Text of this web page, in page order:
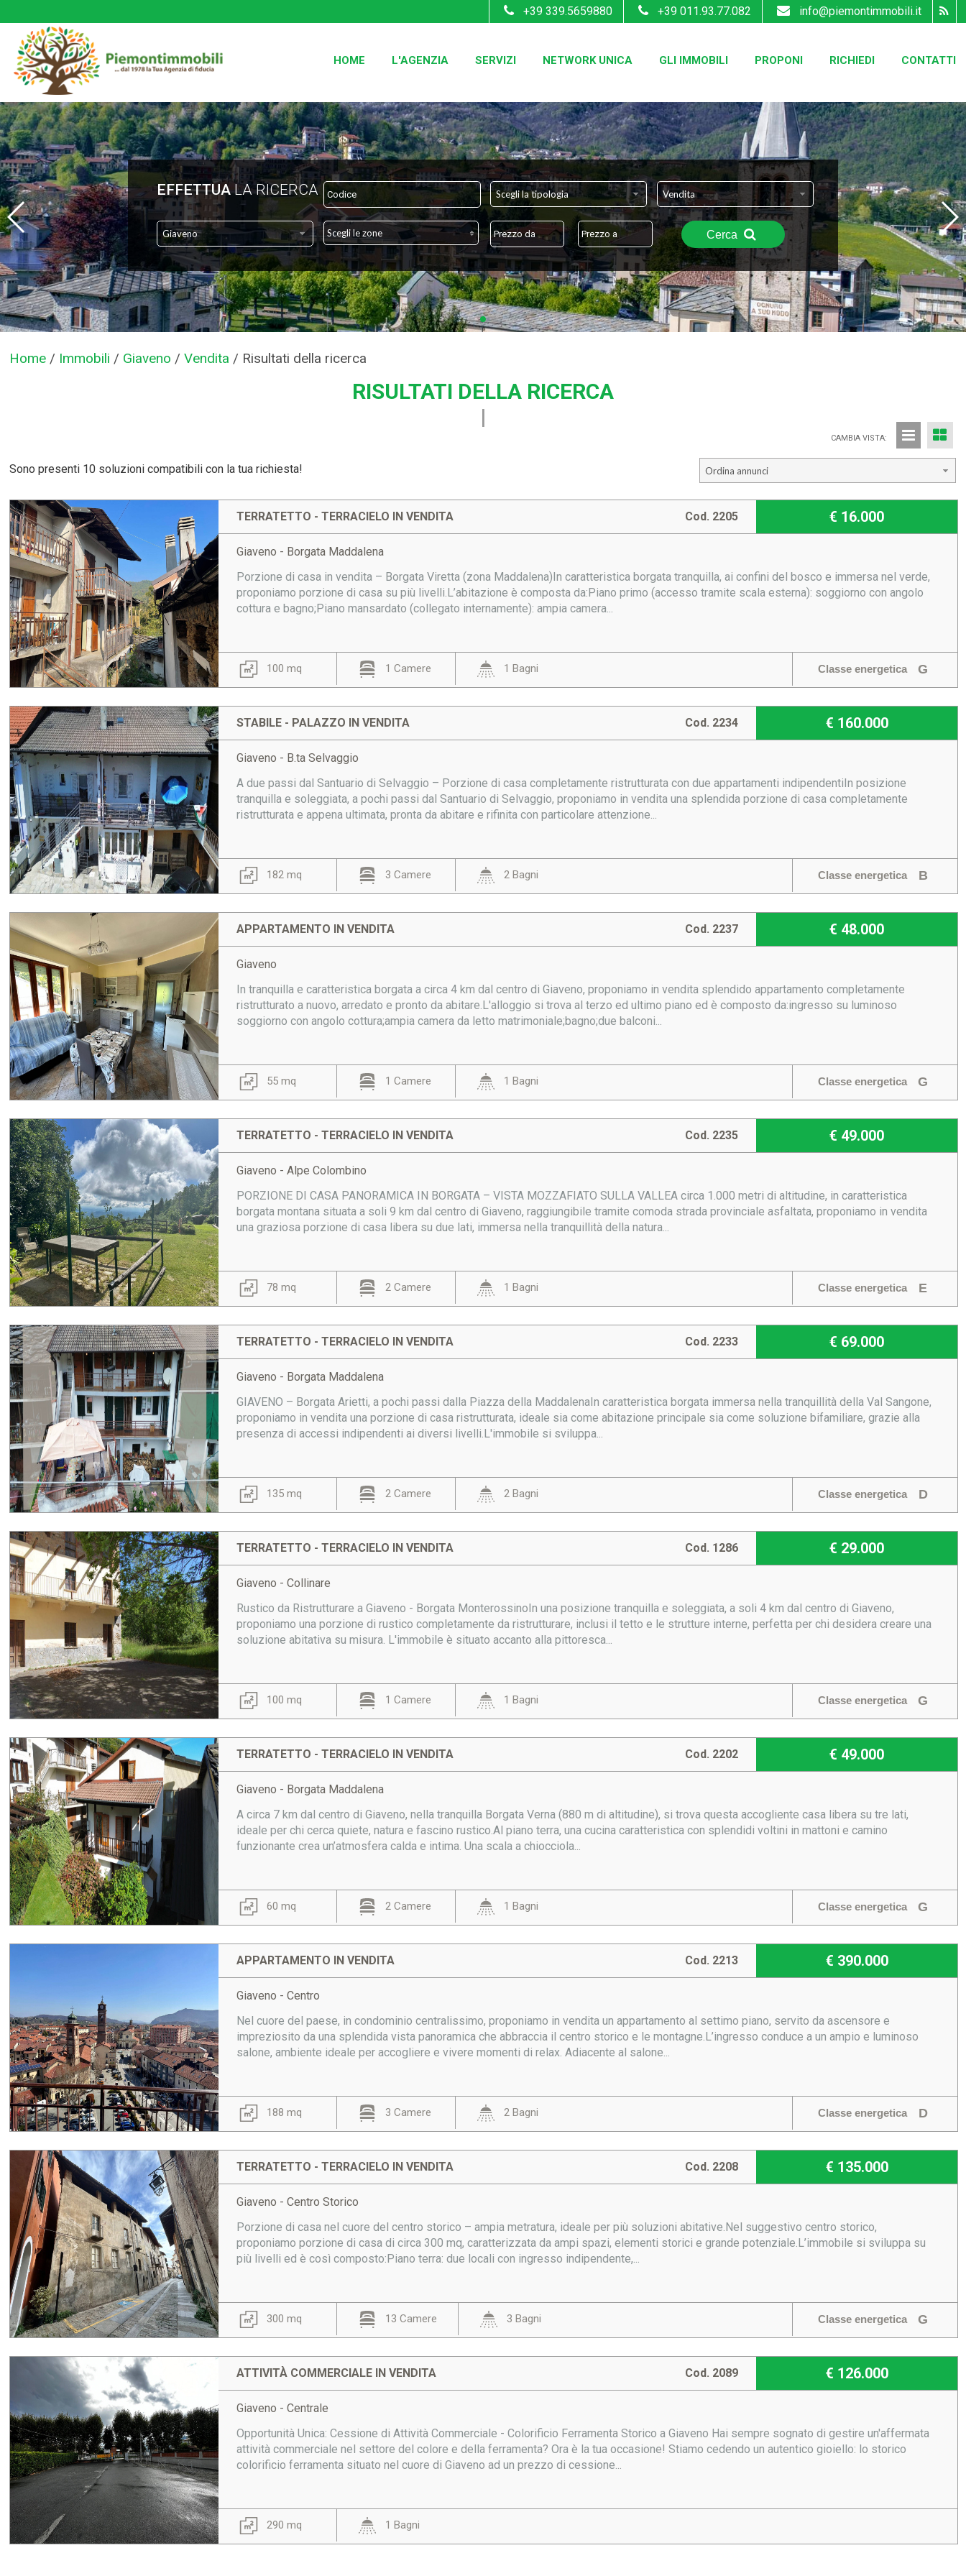
HOME L'AGENZIA SERVIZI NETWORK UNICA GLI IMMOBILI PROPONI RICHIEDI CONTATTI
info@piemontimmobili.it
+39 011.93.77.082
+39 339.5659880
EFFETTUALA RICERCA Scegli la tipologia Vendita
Giaveno Scegli le zone Cerca
Home / Immobili / Giaveno /Vendita / Risultati della ricerca
RISULTATI DELLA RICERCA
CAMBIA VISTA:
Sono presenti 10 soluzioni compatibili con la tua richiesta! Ordina annunci
TERRATETTO - TERRACIELO IN VENDITA € 16.000
Cod. 2205
Giaveno - Borgata Maddalena
Porzione di casa in vendita – Borgata Viretta (zona Maddalena)In caratteristica borgata tranquilla, ai confini del bosco e immersa nel verde,
proponiamo porzione di casa su più livelli.L’abitazione è composta da:Piano primo (accesso tramite scala esterna): soggiorno con angolo
cottura e bagno;Piano mansardato (collegato internamente): ampia camera...
100 mq 1 Camere 1 Bagni Classe energetica G
STABILE - PALAZZO IN VENDITA € 160.000
Cod. 2234
Giaveno - B.ta Selvaggio
A due passi dal Santuario di Selvaggio – Porzione di casa completamente ristrutturata con due appartamenti indipendentiIn posizione
tranquilla e soleggiata, a pochi passi dal Santuario di Selvaggio, proponiamo in vendita una splendida porzione di casa completamente
ristrutturata e appena ultimata, pronta da abitare e rifinita con particolare attenzione...
182 mq 3 Camere 2 Bagni Classe energetica B
APPARTAMENTO IN VENDITA € 48.000
Cod. 2237
Giaveno
In tranquilla e caratteristica borgata a circa 4 km dal centro di Giaveno, proponiamo in vendita splendido appartamento completamente
ristrutturato a nuovo, arredato e pronto da abitare.L'alloggio si trova al terzo ed ultimo piano ed è composto da:ingresso su luminoso
soggiorno con angolo cottura;ampia camera da letto matrimoniale;bagno;due balconi...
55 mq 1 Camere 1 Bagni Classe energetica G
TERRATETTO - TERRACIELO IN VENDITA € 49.000
Cod. 2235
Giaveno - Alpe Colombino
PORZIONE DI CASA PANORAMICA IN BORGATA – VISTA MOZZAFIATO SULLA VALLEA circa 1.000 metri di altitudine, in caratteristica
borgata montana situata a soli 9 km dal centro di Giaveno, raggiungibile tramite comoda strada provinciale asfaltata, proponiamo in vendita
una graziosa porzione di casa libera su due lati, immersa nella tranquillità della natura...
78 mq 2 Camere 1 Bagni Classe energetica E
TERRATETTO - TERRACIELO IN VENDITA € 69.000
Cod. 2233
Giaveno - Borgata Maddalena
GIAVENO – Borgata Arietti, a pochi passi dalla Piazza della MaddalenaIn caratteristica borgata immersa nella tranquillità della Val Sangone,
proponiamo in vendita una porzione di casa ristrutturata, ideale sia come abitazione principale sia come soluzione bifamiliare, grazie alla
presenza di accessi indipendenti ai diversi livelli.L'immobile si sviluppa...
135 mq 2 Camere 2 Bagni Classe energetica D
TERRATETTO - TERRACIELO IN VENDITA € 29.000
Cod. 1286
Giaveno - Collinare
Rustico da Ristrutturare a Giaveno - Borgata MonterossinoIn una posizione tranquilla e soleggiata, a soli 4 km dal centro di Giaveno,
proponiamo una porzione di rustico completamente da ristrutturare, inclusi il tetto e le strutture interne, perfetta per chi desidera creare una
soluzione abitativa su misura. L'immobile è situato accanto alla pittoresca...
100 mq 1 Camere 1 Bagni Classe energetica G
TERRATETTO - TERRACIELO IN VENDITA € 49.000
Cod. 2202
Giaveno - Borgata Maddalena
A circa 7 km dal centro di Giaveno, nella tranquilla Borgata Verna (880 m di altitudine), si trova questa accogliente casa libera su tre lati,
ideale per chi cerca quiete, natura e fascino rustico.Al piano terra, una cucina caratteristica con splendidi voltini in mattoni e camino
funzionante crea un’atmosfera calda e intima. Una scala a chiocciola...
60 mq 2 Camere 1 Bagni Classe energetica G
APPARTAMENTO IN VENDITA € 390.000
Cod. 2213
Giaveno - Centro
Nel cuore del paese, in condominio centralissimo, proponiamo in vendita un appartamento al settimo piano, servito da ascensore e
impreziosito da una splendida vista panoramica che abbraccia il centro storico e le montagne.L’ingresso conduce a un ampio e luminoso
salone, ambiente ideale per accogliere e vivere momenti di relax. Adiacente al salone...
188 mq 3 Camere 2 Bagni Classe energetica D
TERRATETTO - TERRACIELO IN VENDITA € 135.000
Cod. 2208
Giaveno - Centro Storico
Porzione di casa nel cuore del centro storico – ampia metratura, ideale per più soluzioni abitative.Nel suggestivo centro storico,
proponiamo porzione di casa di circa 300 mq, caratterizzata da ampi spazi, elementi storici e grande potenziale.L’immobile si sviluppa su
più livelli ed è così composto:Piano terra: due locali con ingresso indipendente,...
300 mq 13 Camere 3 Bagni Classe energetica G
ATTIVITÀ COMMERCIALE IN VENDITA € 126.000
Cod. 2089
Giaveno - Centrale
Opportunità Unica: Cessione di Attività Commerciale - Colorificio Ferramenta Storico a Giaveno Hai sempre sognato di gestire un'affermata
attività commerciale nel settore del colore e della ferramenta? Ora è la tua occasione! Stiamo cedendo un autentico gioiello: lo storico
colorificio ferramenta situato nel cuore di Giaveno ad un prezzo di cessione...
290 mq 1 Bagni